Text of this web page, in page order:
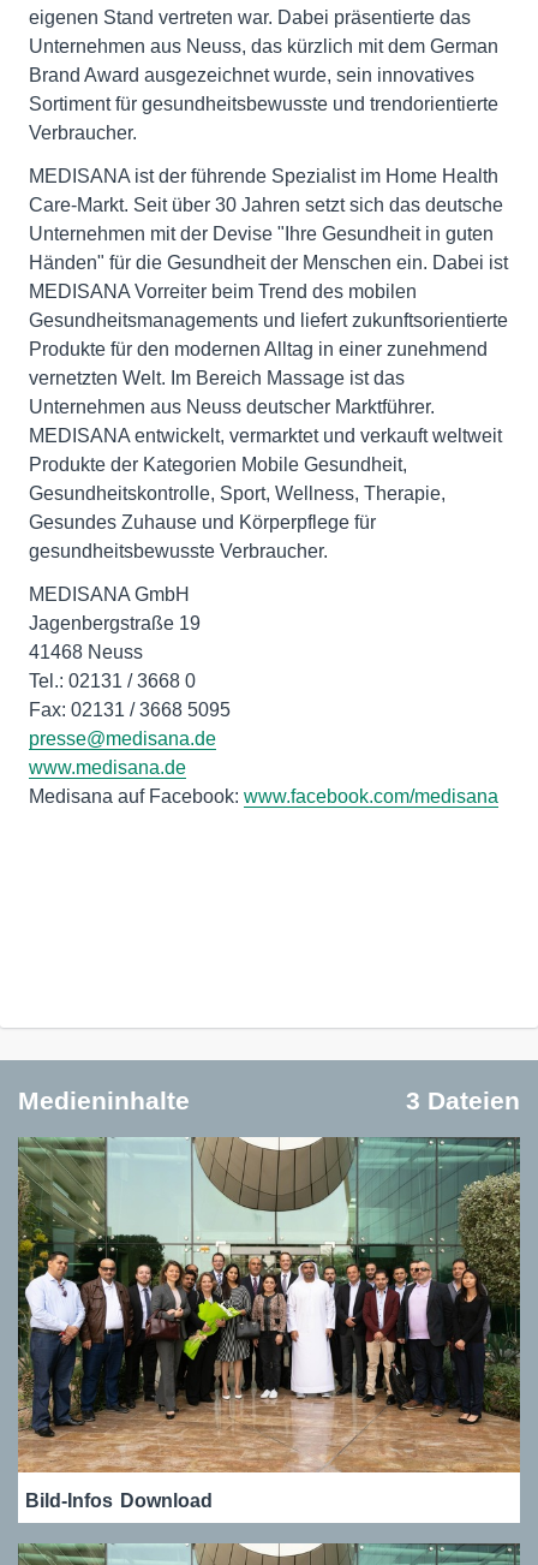
eigenen Stand vertreten war. Dabei präsentierte das
Unternehmen aus Neuss, das kürzlich mit dem German
Brand Award ausgezeichnet wurde, sein innovatives
Sortiment für gesundheitsbewusste und trendorientierte
Verbraucher.
MEDISANA ist der führende Spezialist im Home Health
Care-Markt. Seit über 30 Jahren setzt sich das deutsche
Unternehmen mit der Devise "Ihre Gesundheit in guten
Händen" für die Gesundheit der Menschen ein. Dabei ist
MEDISANA Vorreiter beim Trend des mobilen
Gesundheitsmanagements und liefert zukunftsorientierte
Produkte für den modernen Alltag in einer zunehmend
vernetzten Welt. Im Bereich Massage ist das
Unternehmen aus Neuss deutscher Marktführer.
MEDISANA entwickelt, vermarktet und verkauft weltweit
Produkte der Kategorien Mobile Gesundheit,
Gesundheitskontrolle, Sport, Wellness, Therapie,
Gesundes Zuhause und Körperpflege für
gesundheitsbewusste Verbraucher.
MEDISANA GmbH
Jagenbergstraße 19
41468 Neuss
Tel.: 02131 / 3668 0
presse@medisana.de
www.medisana.de
Medisana auf Facebook: www.facebook.com/medisana
Medieninhalte 3 Dateien
Bild-Infos Download